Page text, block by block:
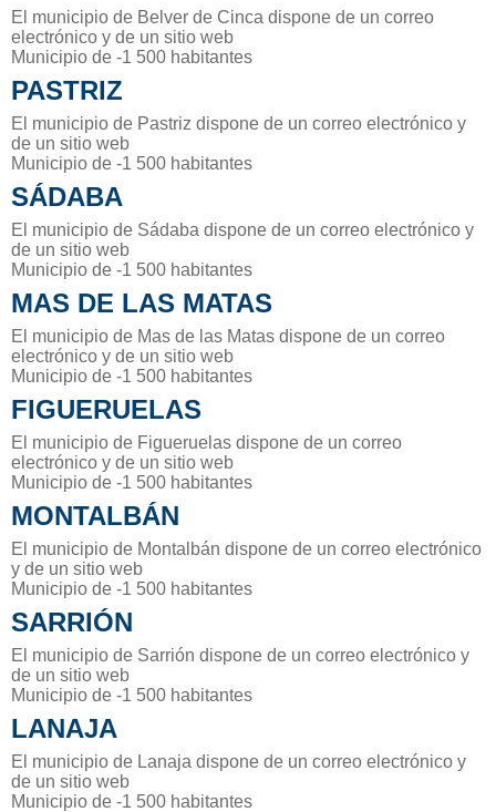
El municipio de Belver de Cinca dispone de un correo
electrónico y de un sitio web
Municipio de -1 500 habitantes
PASTRIZ
El municipio de Pastriz dispone de un correo electrónico y
de un sitio web
Municipio de -1 500 habitantes
SÁDABA
El municipio de Sádaba dispone de un correo electrónico y
de un sitio web
Municipio de -1 500 habitantes
MAS DE LAS MATAS
El municipio de Mas de las Matas dispone de un correo
electrónico y de un sitio web
Municipio de -1 500 habitantes
FIGUERUELAS
El municipio de Figueruelas dispone de un correo
electrónico y de un sitio web
Municipio de -1 500 habitantes
MONTALBÁN
El municipio de Montalbán dispone de un correo electrónico
y de un sitio web
Municipio de -1 500 habitantes
SARRIÓN
El municipio de Sarrión dispone de un correo electrónico y
de un sitio web
Municipio de -1 500 habitantes
LANAJA
El municipio de Lanaja dispone de un correo electrónico y
de un sitio web
Municipio de -1 500 habitantes